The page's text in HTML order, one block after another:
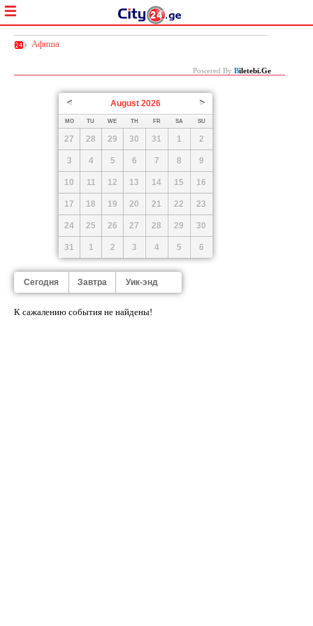
Афиша
Powered By BIletebi.ge
Prev Next
August 2026
MO TU WE TH FR SA SU
27 28 29 30 31 1 2
3 4 5 6 7 8 9
10 11 12 13 14 15 16
17 18 19 20 21 22 23
24 25 26 27 28 29 30
31 1 2 3 4 5 6
Сегодня Завтра Уик-энд
К сажалению cобытия не найдены!